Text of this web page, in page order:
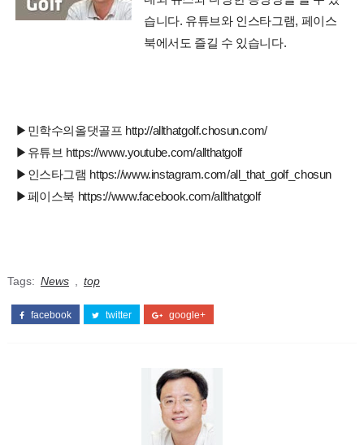
습니다. 유튜브와 인스타그램, 페이스
북에서도 즐길 수 있습니다.
▶민학수의올댓골프 http://allthatgolf.chosun.com/
▶유튜브 https://www.youtube.com/allthatgolf
▶인스타그램 https://www.instagram.com/all_that_golf_chosun
▶페이스북 https://www.facebook.com/allthatgolf
Tags: News top
facebook twitter google+